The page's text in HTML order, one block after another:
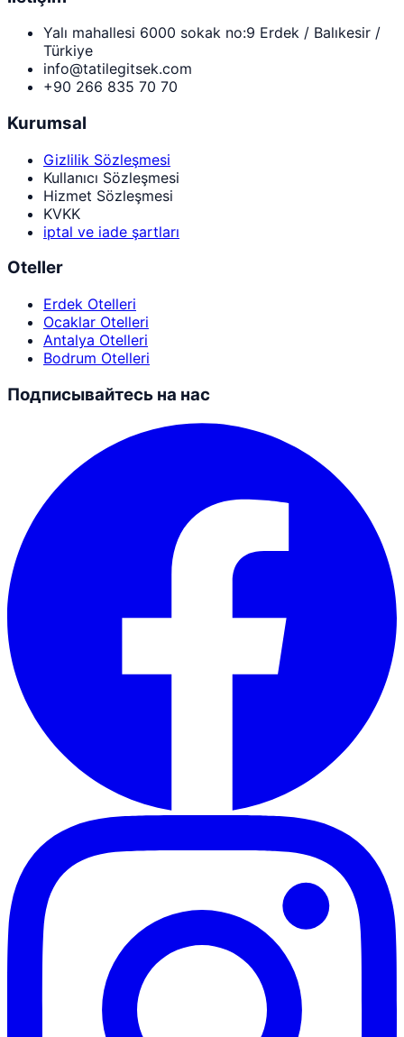
Yalı mahallesi 6000 sokak no:9 Erdek / Balıkesir /
Türkiye
info@tatilegitsek.com
+90 266 835 70 70
Kurumsal
Gizlilik Sözleşmesi
Kullanıcı Sözleşmesi
Hizmet Sözleşmesi
KVKK
iptal ve iade şartları
Oteller
Erdek Otelleri
Ocaklar Otelleri
Antalya Otelleri
Bodrum Otelleri
Подписывайтесь на нас